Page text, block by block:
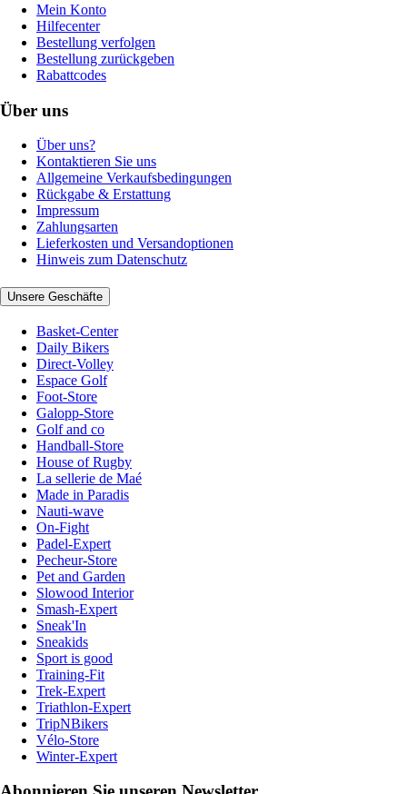
Mein Konto
Hilfecenter
Bestellung verfolgen
Bestellung zurückgeben
Rabattcodes
Über uns
Über uns?
Kontaktieren Sie uns
Allgemeine Verkaufsbedingungen
Rückgabe & Erstattung
Impressum
Zahlungsarten
Lieferkosten und Versandoptionen
Hinweis zum Datenschutz
Unsere Geschäfte
Basket-Center
Daily Bikers
Direct-Volley
Espace Golf
Foot-Store
Galopp-Store
Golf and co
Handball-Store
House of Rugby
La sellerie de Maé
Made in Paradis
Nauti-wave
On-Fight
Padel-Expert
Pecheur-Store
Pet and Garden
Slowood Interior
Smash-Expert
Sneak'In
Sneakids
Sport is good
Training-Fit
Trek-Expert
Triathlon-Expert
TripNBikers
Vélo-Store
Winter-Expert